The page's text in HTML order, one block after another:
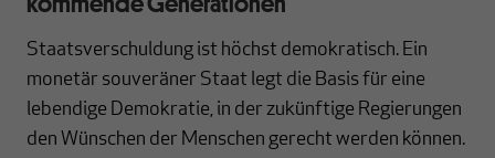
Staatsverschuldung ist höchst demokratisch. Ein
monetär souveräner Staat legt die Basis für eine
lebendige Demokratie, in der zukünftige Regierungen
den Wünschen der Menschen gerecht werden können.